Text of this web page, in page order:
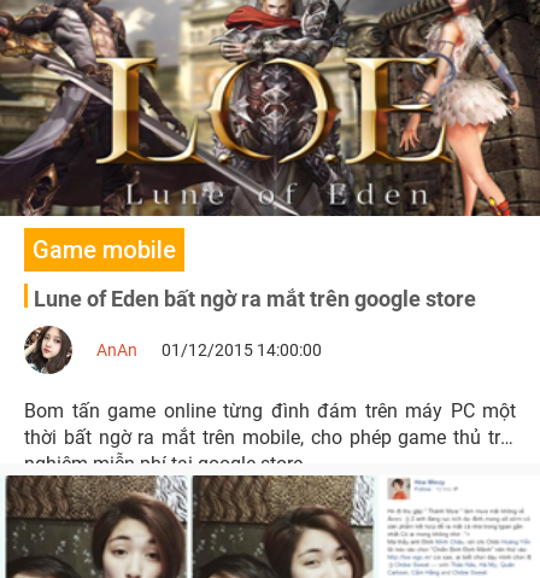
Game mobile
Lune of Eden bất ngờ ra mắt trên google store
AnAn 01/12/2015 14:00:00
Bom tấn game online từng đình đám trên máy PC một
thời bất ngờ ra mắt trên mobile, cho phép game thủ trải
nghiệm miễn phí tại google store